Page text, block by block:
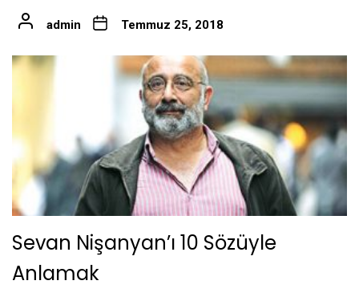
admin Temmuz 25, 2018
Sevan Nişanyan’ı 10 Sözüyle
Anlamak